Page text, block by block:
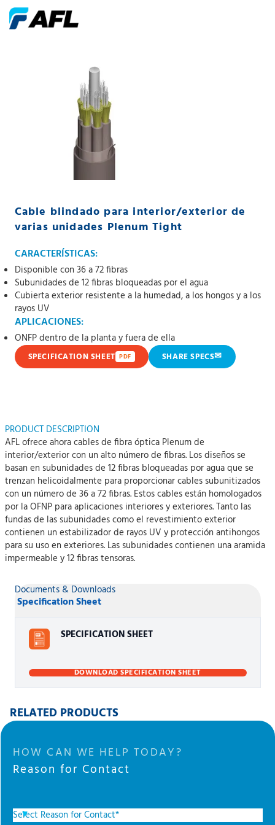
Cable blindado para interior/exterior de
varias unidades Plenum Tight
CARACTERÍSTICAS:
Disponible con 36 a 72 fibras
Subunidades de 12 fibras bloqueadas por el agua
Cubierta exterior resistente a la humedad, a los hongos y a los
rayos UV
APLICACIONES:
ONFP dentro de la planta y fuera de ella
SPECIFICATION SHEET PDF SHARE SPECS✉
PRODUCT DESCRIPTION
AFL ofrece ahora cables de fibra óptica Plenum de
interior/exterior con un alto número de fibras. Los diseños se
basan en subunidades de 12 fibras bloqueadas por agua que se
trenzan helicoidalmente para proporcionar cables subunitizados
con un número de 36 a 72 fibras. Estos cables están homologados
por la OFNP para aplicaciones interiores y exteriores. Tanto las
fundas de las subunidades como el revestimiento exterior
contienen un estabilizador de rayos UV y protección antihongos
para su uso en exteriores. Las subunidades contienen una aramida
impermeable y 12 fibras tensoras.
Documents & Downloads
Specification Sheet
SPECIFICATION SHEET
DOWNLOAD SPECIFICATION SHEET
RELATED PRODUCTS
HOW CAN WE HELP TODAY?
Reason for Contact